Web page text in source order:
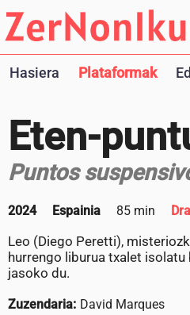
Hasiera Plataformak
Eten-
Puntos
2024 Espainia 85 min
Leo (Diego Peretti),
hurrengo liburua txalet
jasoko du.
Zuzendaria: David Marques